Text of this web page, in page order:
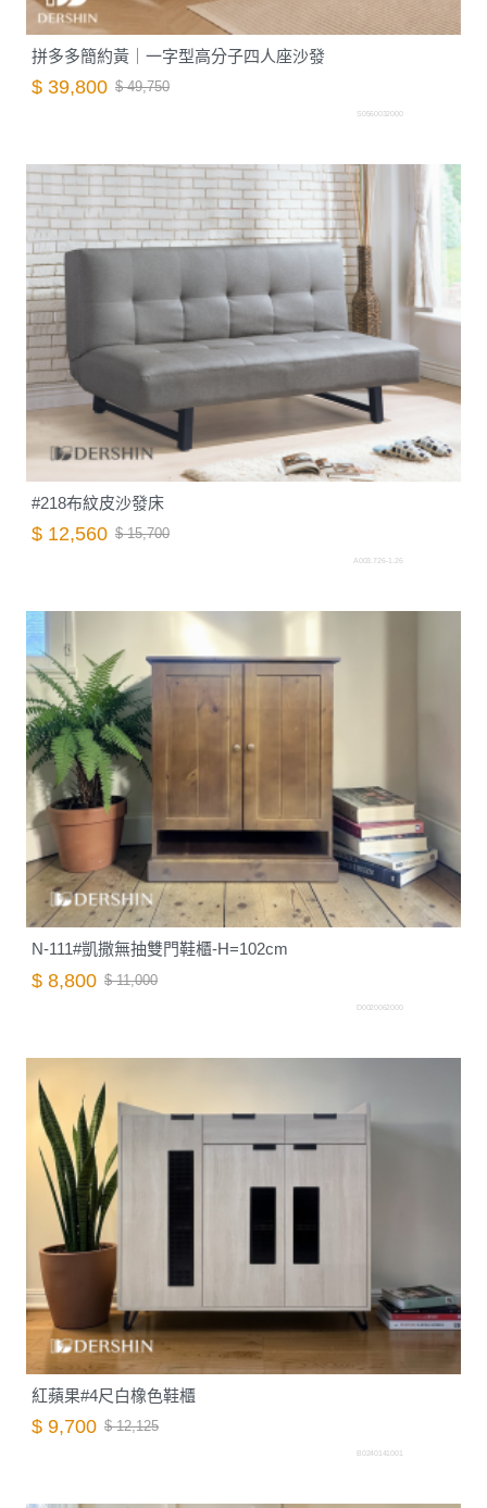
拼多多簡約黃｜一字型高分子四人座沙發
$ 39,800 $ 49,750
S0560032000
#218布紋皮沙發床
$ 12,560 $ 15,700
A003.726-1.26
N-111#凱撒無抽雙門鞋櫃-H=102cm
$ 8,800 $ 11,000
D0020062000
紅蘋果#4尺白橡色鞋櫃
$ 9,700 $ 12,125
B0240141001